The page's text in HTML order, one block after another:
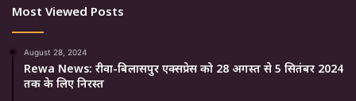
Most Viewed Posts
August 28, 2024
Rewa News: रीवा-बिलासपुर एक्सप्रेस को 28 अगस्त से 5 सितंबर 2024
तक के लिए निरस्त